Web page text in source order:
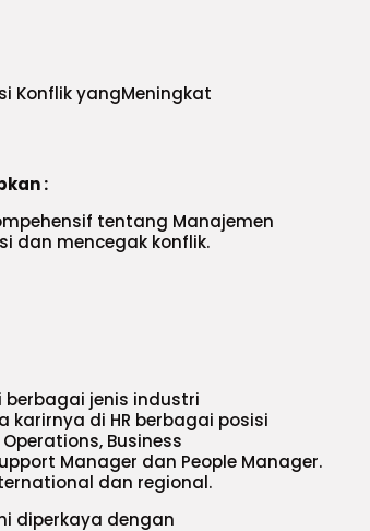
Konflik yangMeningkat
:
tentang Manajemen
dan mencegak konflik.
berbagai jenis industri
di HR berbagai posisi
Business
Manager dan People Manager.
dan regional.
diperkaya dengan